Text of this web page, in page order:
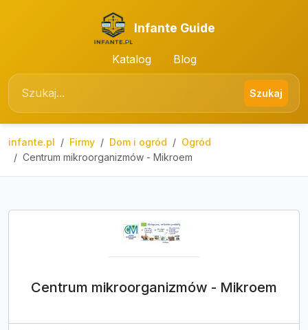
Infante Guide
Katalog Blog
Szukaj
infante.pl Firmy Dom i ogród
Ogród
Centrum mikroorganizmów - Mikroem
Centrum mikroorganizmów - Mikroem